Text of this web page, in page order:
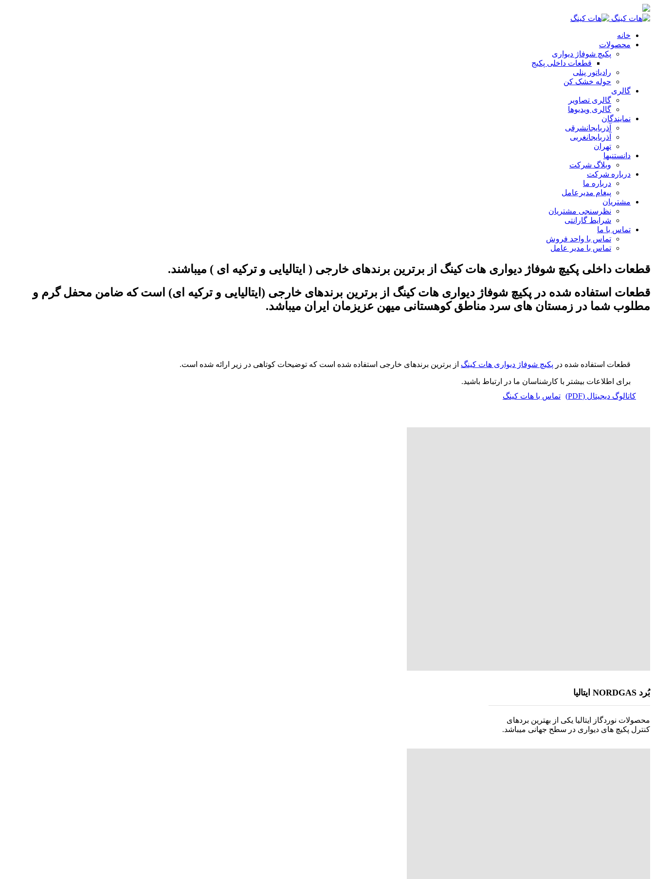
خانه
محصولات
پکیچ شوفاژ دیواری
قطعات داخلی پکیج
رادیاتور پنلی
حوله خشک کن
گالری
گالری تصاویر
گالری ویدیوها
نمایندگان
آذربایجانشرقی
آذربایجانغربی
تهران
دانستنیها
وبلاگ شرکت
درباره شرکت
درباره ما
پیغام مدیرعامل
مشتریان
نظرسنجی مشتریان
شرایط گارانتی
تماس با ما
تماس با واحد فروش
تماس با مدیر عامل
قطعات داخلی پکیچ شوفاژ دیواری هات کینگ از برترین برندهای خارجی ( ایتالیایی و ترکیه ای ) میباشند.
قطعات استفاده شده در پکیچ شوفاژ دیواری هات کینگ از برترین برندهای خارجی (ایتالیایی و ترکیه ای) است که ضامن محفل گرم و
مطلوب شما در زمستان های سرد مناطق کوهستانی میهن عزیزمان ایران میباشد.
قطعات استفاده شده در پکیچ شوفاژ دیواری هات کینگ از برترین برندهای خارجی استفاده شده است که توضیحات کوتاهی در زیر ارائه شده است.
برای اطلاعات بیشتر با کارشناسان ما در ارتباط باشید.
کاتالوگ دیجیتال (PDF)
تماس با هات کینگ
بُرد NORDGAS ایتالیا
محصولات نوردگاز ایتالیا یکی از بهترین بردهای
کنترل پکیچ های دیواری در سطح جهانی میباشد.